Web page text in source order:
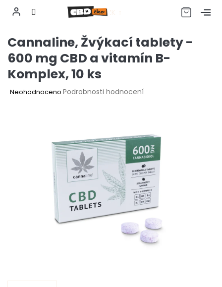
na
obsah
CZK
Cannaline, Žvýkací tablety -
600 mg CBD a vitamín B-
Komplex, 10 ks
Průměrné
Neohodnoceno Podrobnosti hodnocení